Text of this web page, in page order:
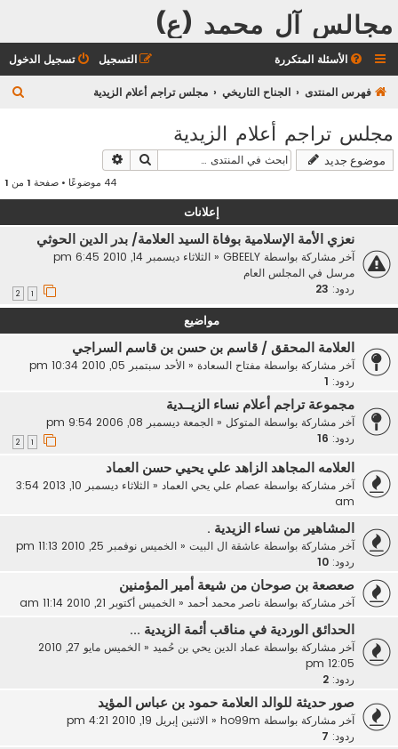
مجالس آل محمد (ع)
الأسئلة المتكررة تسجيل الدخول التسجيل
فهرس المنتدى الجناح التاريخي مجلس تراجم أعلام الزيدية
مجلس تراجم أعلام الزيدية
موضوع جديد بحث
44 موضوعًا • صفحة 1 من 1
إعلانات
نعزي الأمة الإسلامية بوفاة السيد العلامة/ بدر الدين الحوثي
آخر مشاركة بواسطة GBEELY
« الثلاثاء ديسمبر 14, 2010 6:45 pm
مرسل في المجلس العام
ردود: 23
1
2
مواضيع
العلامة المحقق / قاسم بن حسن بن قاسم السراجي
آخر مشاركة بواسطة مفتاح السعادة « الأحد سبتمبر 05, 2010 10:34 pm
ردود: 1
مجموعة تراجم أعلام نساء الزيــدية
آخر مشاركة بواسطة المتوكل « الجمعة ديسمبر 08, 2006 9:54 pm
ردود: 16
1
2
العلامه المجاهد الزاهد علي يحيي حسن العماد
آخر مشاركة بواسطة عصام علي يحي العماد «
الثلاثاء ديسمبر 10, 2013 3:54
am
المشاهير من نساء الزيدية .
آخر مشاركة بواسطة عاشقة ال البيت « الخميس نوفمبر 25, 2010 11:13 pm
ردود: 10
صعصعة بن صوحان من شيعة أمير المؤمنين
آخر مشاركة بواسطة ناصر محمد أحمد « الخميس أكتوبر 21, 2010 11:14 am
الحدائق الوردية في مناقب أئمة الزيدية ...
آخر مشاركة بواسطة عماد الدين يحي بن حُميد «
الخميس مايو 27, 2010
12:05 pm
ردود: 2
صور حديثة للوالد العلامة حمود بن عباس المؤيد
آخر مشاركة بواسطة ho99m
« الاثنين إبريل 19, 2010 4:21 pm
ردود: 7